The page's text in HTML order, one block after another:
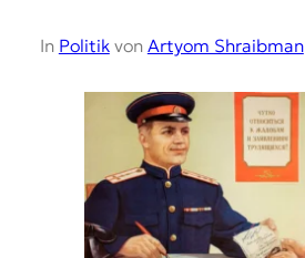
In Politikvon Artyom Shraibman